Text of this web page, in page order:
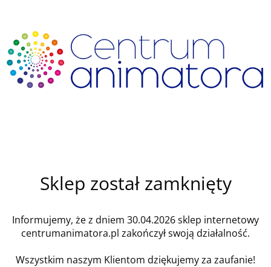
Sklep został zamknięty
Informujemy, że z dniem 30.04.2026 sklep internetowy
centrumanimatora.pl zakończył swoją działalność.
Wszystkim naszym Klientom dziękujemy za zaufanie!